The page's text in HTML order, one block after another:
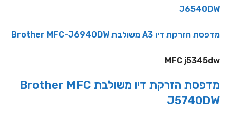
J6540DW
מדפסת הזרקת דיו A3 משולבת Brother MFC-J6940DW
MFC j5345dw
מדפסת הזרקת ‏דיו ‏משולבת Brother MFC
J5740DW